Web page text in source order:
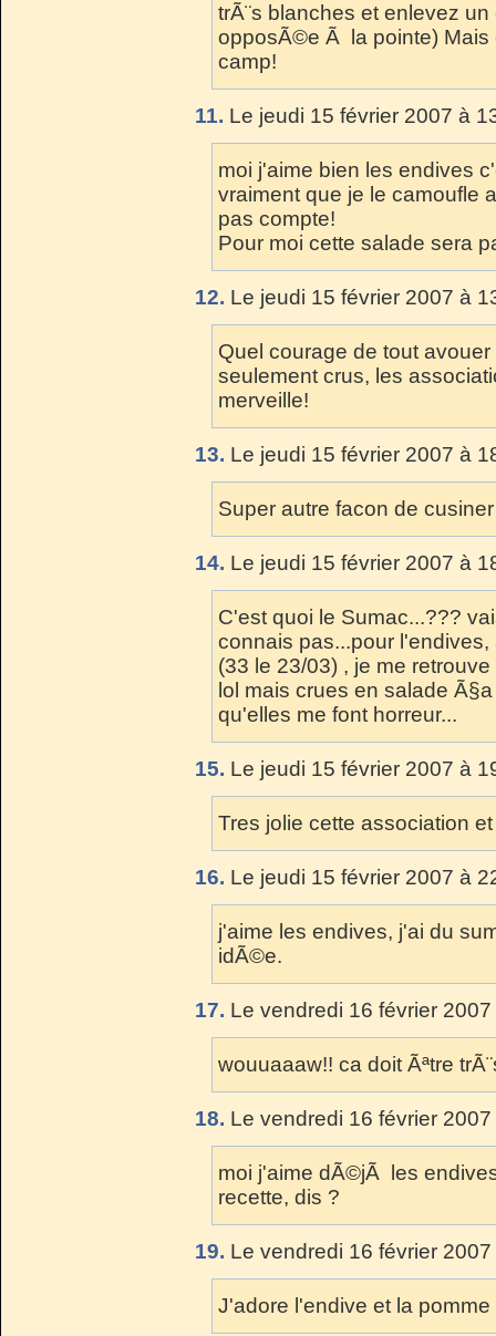
trÃ¨s blanches et enlevez
opposÃ©e Ã la pointe) Mais
camp!
11. Le jeudi 15 février 2007 à
moi j'aime bien les endives
vraiment que je le camoufle
pas compte!
Pour moi cette salade sera
12. Le jeudi 15 février 2007 à
Quel courage de tout avouer
seulement crus, les
merveille!
13. Le jeudi 15 février 2007 à
Super autre facon de
14. Le jeudi 15 février 2007 à
C'est quoi le Sumac...???
connais pas...pour
(33 le 23/03) , je me
lol mais crues en salade
qu'elles me font horreur...
15. Le jeudi 15 février 2007 à
Tres jolie cette association
16. Le jeudi 15 février 2007 à
j'aime les endives, j'ai du
idÃ©e.
17. Le vendredi 16 février
wouuaaaw!! ca doit Ãªtre
18. Le vendredi 16 février
moi j'aime dÃ©jÃ les
recette, dis ?
19. Le vendredi 16 février
J'adore l'endive et la